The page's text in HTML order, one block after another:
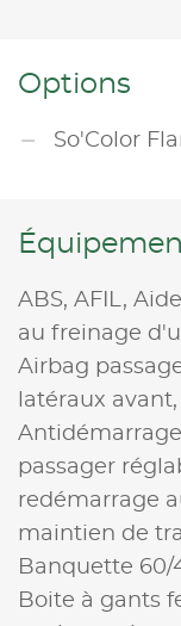
Options
So'Color
ABS, AFIL,
au freinage
Airbag
latéraux avant,
passager
redémarrage
maintien de
Banquette 60/
Boite à gants